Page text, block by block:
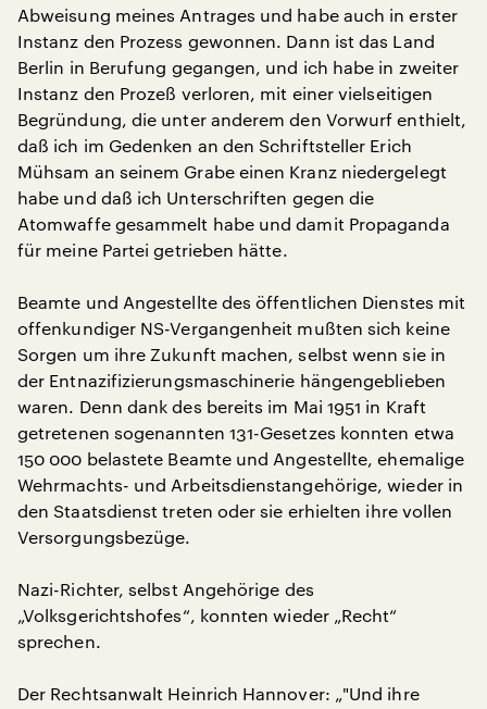
Abweisung meines Antrages und habe auch in erster
Instanz den Prozess gewonnen. Dann ist das Land
Berlin in Berufung gegangen, und ich habe in zweiter
Instanz den Prozeß verloren, mit einer vielseitigen
Begründung, die unter anderem den Vorwurf enthielt,
daß ich im Gedenken an den Schriftsteller Erich
Mühsam an seinem Grabe einen Kranz niedergelegt
habe und daß ich Unterschriften gegen die
Atomwaffe gesammelt habe und damit Propaganda
für meine Partei getrieben hätte.
Beamte und Angestellte des öffentlichen Dienstes mit
offenkundiger NS-Vergangenheit mußten sich keine
Sorgen um ihre Zukunft machen, selbst wenn sie in
der Entnazifizierungsmaschinerie hängengeblieben
waren. Denn dank des bereits im Mai 1951 in Kraft
getretenen sogenannten 131-Gesetzes konnten etwa
150 000 belastete Beamte und Angestellte, ehemalige
Wehrmachts- und Arbeitsdienstangehörige, wieder in
den Staatsdienst treten oder sie erhielten ihre vollen
Versorgungsbezüge.
Nazi-Richter, selbst Angehörige des
„Volksgerichtshofes“, konnten wieder „Recht“
sprechen.
Der Rechtsanwalt Heinrich Hannover: „"Und ihre